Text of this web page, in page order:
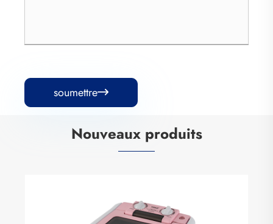
soumettre
Nouveaux produits